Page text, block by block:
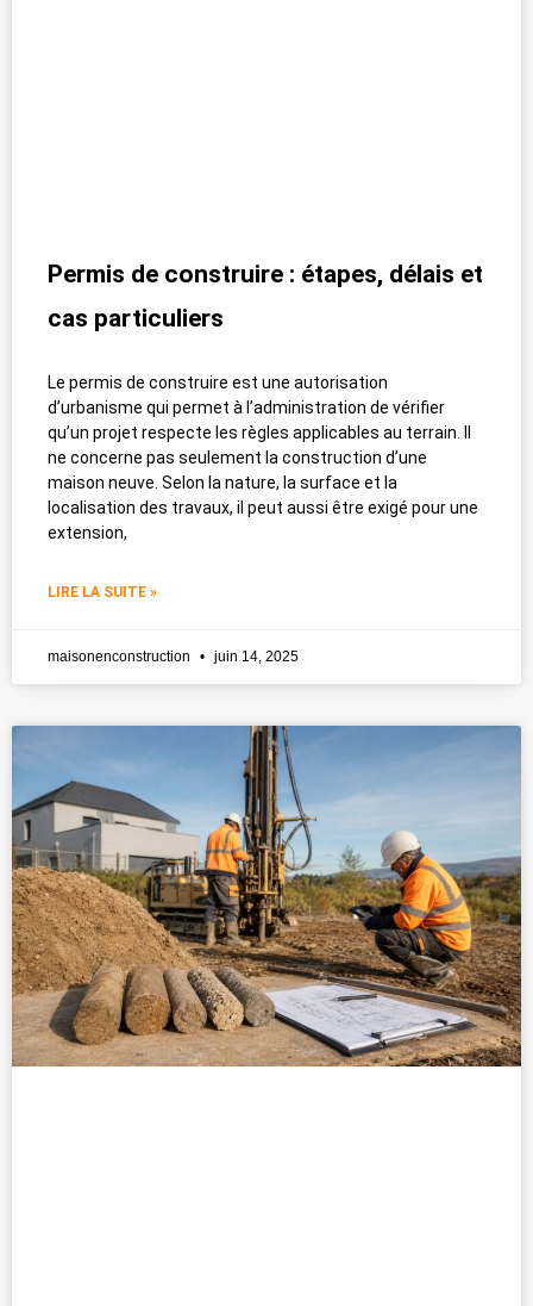
Permis de construire : étapes, délais et
cas particuliers
Le permis de construire est une autorisation
d’urbanisme qui permet à l’administration de vérifier
qu’un projet respecte les règles applicables au terrain. Il
ne concerne pas seulement la construction d’une
maison neuve. Selon la nature, la surface et la
localisation des travaux, il peut aussi être exigé pour une
extension,
LIRE LA SUITE »
maisonenconstruction juin 14, 2025